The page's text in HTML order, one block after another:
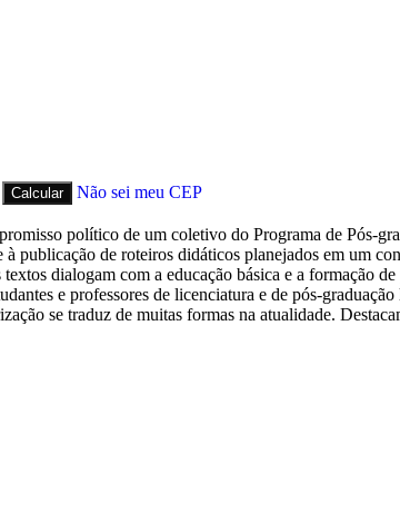
Não sei meu CEP
político de um coletivo do Programa de Pós-
publicação de roteiros didáticos planejados em um
dialogam com a educação básica e a formação
e professores de licenciatura e de pós-
se traduz de muitas formas na atualidade.